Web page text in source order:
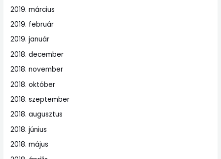
2019. március
2019. február
2019. január
2018. december
2018. november
2018. október
2018. szeptember
2018. augusztus
2018. június
2018. május